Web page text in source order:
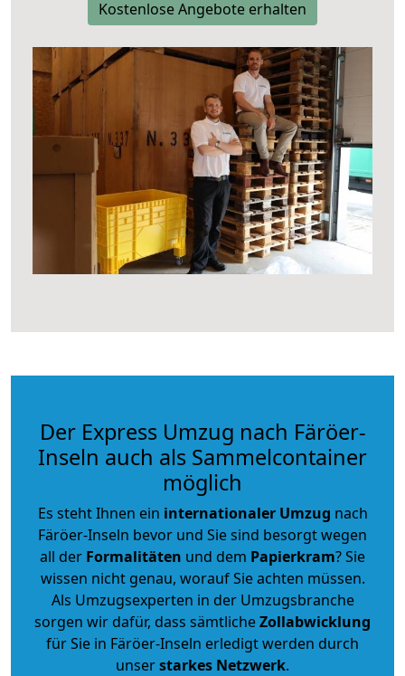
Kostenlose Angebote erhalten
Der Express Umzug nach Färöer-
Inseln auch als Sammelcontainer
möglich
Es steht Ihnen ein internationaler Umzug nach
Färöer-Inseln bevor und Sie sind besorgt wegen
all der Formalitäten und dem Papierkram? Sie
wissen nicht genau, worauf Sie achten müssen.
Als Umzugsexperten in der Umzugsbranche
sorgen wir dafür, dass sämtlicheZollabwicklung
für Sie in Färöer-Inseln erledigt werden durch
unserstarkes Netzwerk.